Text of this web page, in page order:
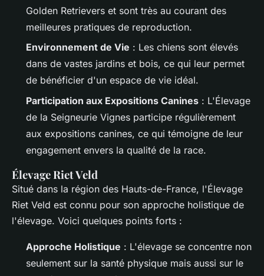
Golden Retrievers et sont très au courant des
meilleures pratiques de reproduction.
Environnement de Vie : Les chiens sont élevés
dans de vastes jardins et bois, ce qui leur permet
de bénéficier d'un espace de vie idéal.
Participation aux Expositions Canines : L'Élevage
de la Seigneurie Vignes participe régulièrement
aux expositions canines, ce qui témoigne de leur
engagement envers la qualité de la race.
Élevage Riet Veld
Situé dans la région des Hauts-de-France, l'Élevage
Riet Veld est connu pour son approche holistique de
l'élevage. Voici quelques points forts :
Approche Holistique : L'élevage se concentre non
seulement sur la santé physique mais aussi sur le